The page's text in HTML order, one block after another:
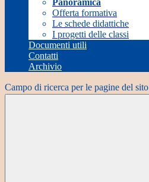
Panoramica
Offerta formativa
Le schede didattiche
I progetti delle classi
Documenti utili
Contatti
Archivio
Campo di ricerca per le pagine del sito